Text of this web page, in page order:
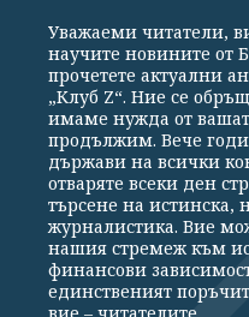
Общи условия
Реклама
Екип
Издател на www.clubz.bg е
Уважаеми читатели,
научите новините от
прочетете актуални
„Клуб Z“. Ние се
имаме нужда от
продължим. Вече
държави на всички
отваряте всеки ден
търсене на истинска,
журналистика. Вие
нашия стремеж към
финансови
единственият